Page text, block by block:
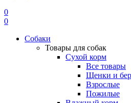
0
0
Собаки
Товары для собак
Сухой корм
Все товары
Щенки и
Взрослые
Пожилые